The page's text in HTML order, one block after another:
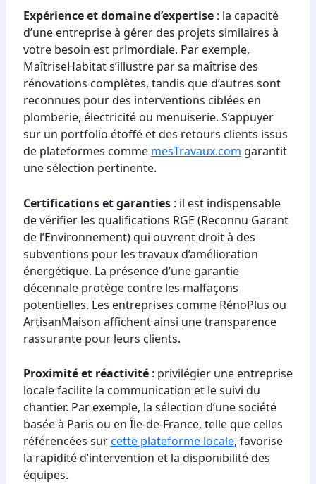
Expérience et domaine d’expertise: la capacité
d’une entreprise à gérer des projets similaires à
votre besoin est primordiale. Par exemple,
MaîtriseHabitat s’illustre par sa maîtrise des
rénovations complètes, tandis que d’autres sont
reconnues pour des interventions ciblées en
plomberie, électricité ou menuiserie. S’appuyer
sur un portfolio étoffé et des retours clients issus
de plateformes comme mesTravaux.com garantit
une sélection pertinente.
Certifications et garanties: il est indispensable
de vérifier les qualifications RGE (Reconnu Garant
de l’Environnement) qui ouvrent droit à des
subventions pour les travaux d’amélioration
énergétique. La présence d’une garantie
décennale protège contre les malfaçons
potentielles. Les entreprises comme RénoPlus ou
ArtisanMaison affichent ainsi une transparence
rassurante pour leurs clients.
Proximité et réactivité: privilégier une entreprise
locale facilite la communication et le suivi du
chantier. Par exemple, la sélection d’une société
basée à Paris ou en Île-de-France, telle que celles
référencées surcette plateforme locale, favorise
la rapidité d’intervention et la disponibilité des
équipes.